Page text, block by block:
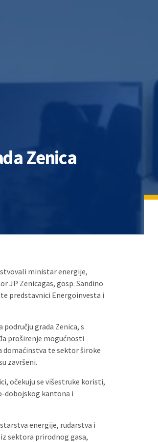
Zenica
ministar energije,
JP Zenicagas, gosp. Sandino
predstavnici Energoinvesta i
grada Zenica, s
proširenje mogućnosti
domaćinstva te sektor široke
završeni.
očekuju se višestruke koristi,
dobojskog kantona i
energije, rudarstva i
sektora prirodnog gasa,